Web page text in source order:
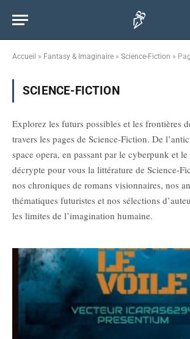
Accueil » Fantasy & Imaginaire » Science-Fiction »
SCIENCE-FICTION
Explorez les futurs possibles et les frontières
travers les pages de Science-Fiction. De
space opera, en passant par le cyberpunk et
décrypte pour vous la littérature de Science-
nos chroniques de romans visionnaires, nos
thématiques futuristes et nos sélections
les limites de l’imagination humaine.